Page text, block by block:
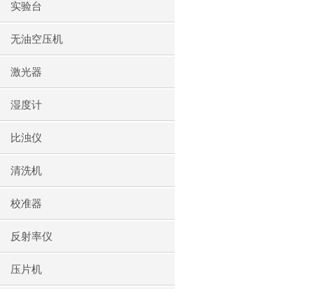
实验台
无油空压机
激光器
湿度计
比浊仪
清洗机
校准器
反射率仪
压片机